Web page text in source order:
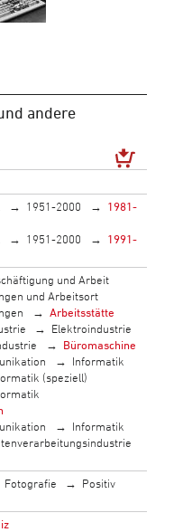
andere
1951-2000
1981-
1951-2000
1991-
und Arbeit
und Arbeitsort
Arbeitsstätte
Elektroindustrie
Büromaschine
Informatik
(speziell)
Informatik
Fotografie
Positiv